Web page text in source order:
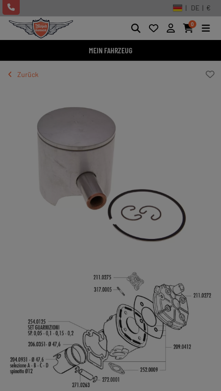
| DE | €
0
MEIN FAHRZEUG
Zurück